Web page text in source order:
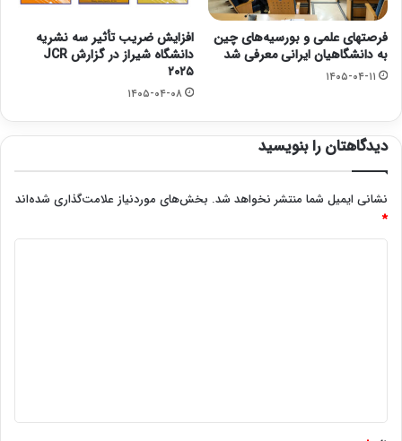
فرصتهای علمی و بورسیه‌های چین
به دانشگاهیان ایرانی معرفی شد
۱۴۰۵-۰۴-۱۱
افزایش ضریب تأثیر سه نشریه
دانشگاه شیراز در گزارش JCR
۲۰۲۵
۱۴۰۵-۰۴-۰۸
دیدگاهتان را بنویسید
نشانی ایمیل شما منتشر نخواهد شد. بخش‌های موردنیاز علامت‌گذاری شده‌اند
*